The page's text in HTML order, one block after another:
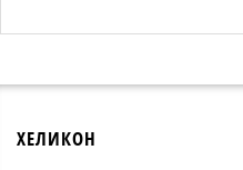
ХЕЛИКОН